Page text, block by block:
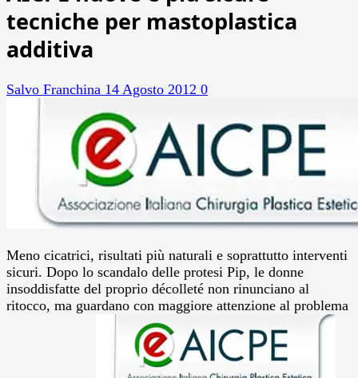
tecniche per mastoplastica
additiva
Salvo Franchina 14 Agosto 2012 0
Meno cicatrici, risultati più naturali e soprattutto interventi
sicuri. Dopo lo scandalo delle protesi Pip, le donne
insoddisfatte del proprio décolleté non rinunciano al
ritocco, ma guardano con maggiore attenzione al problema